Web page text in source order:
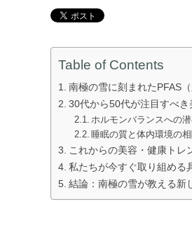
Table of Contents
南極の雪に刻まれたPFAS
30代から50代が注目すべ
ホルモンバランスへの
睡眠の質と体内環境の
これからの美容・健康トレ
私たちが今すぐ取り組める
結論：南極の雪が教える新